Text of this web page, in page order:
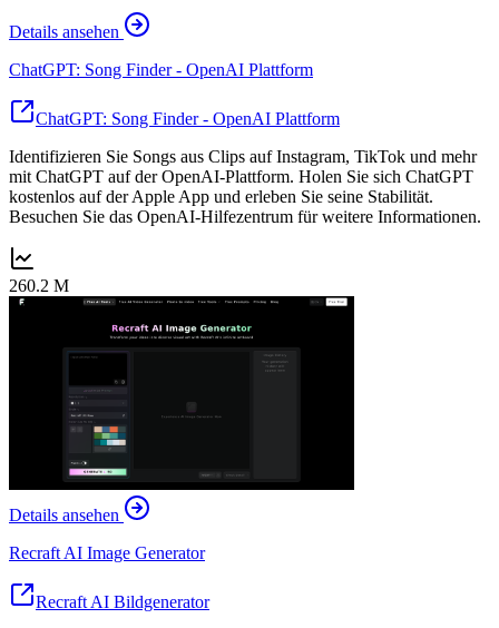
Details ansehen
ChatGPT: Song Finder - OpenAI Plattform
ChatGPT: Song Finder - OpenAI Plattform
Identifizieren Sie Songs aus Clips auf Instagram, TikTok und mehr
mit ChatGPT auf der OpenAI-Plattform. Holen Sie sich ChatGPT
kostenlos auf der Apple App und erleben Sie seine Stabilität.
Besuchen Sie das OpenAI-Hilfezentrum für weitere Informationen.
260.2 M
Details ansehen
Recraft AI Image Generator
Recraft AI Bildgenerator